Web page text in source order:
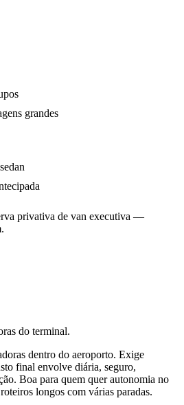
grandes
privativa de van executiva —
do terminal.
dentro do aeroporto. Exige
final envolve diária, seguro,
Boa para quem quer autonomia no
longos com várias paradas.